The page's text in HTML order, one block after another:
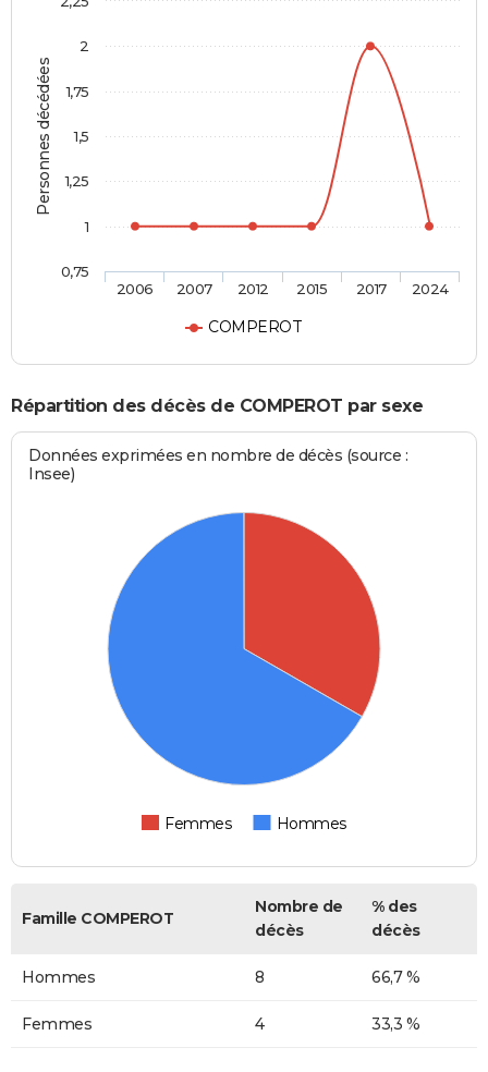
Personnes décédées
COMPEROT
2006 2007 2012 2015 2017 2024
0,75
1
1,25
1,5
1,75
2
Répartition des décès de COMPEROT par sexe
Données exprimées en nombre de décès (source :
Insee)
Femmes Hommes
Famille COMPEROT
Nombre de
décès
% des
décès
Hommes 8 66,7 %
Femmes 4 33,3 %